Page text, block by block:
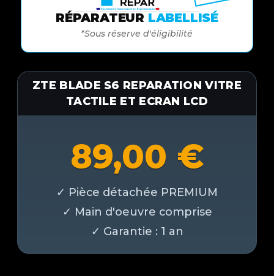
RÉPARATEUR LABELLISÉ
*Sous réserve d'éligibilité
ZTE BLADE S6 REPARATION VITRE
TACTILE ET ECRAN LCD
89,00 €